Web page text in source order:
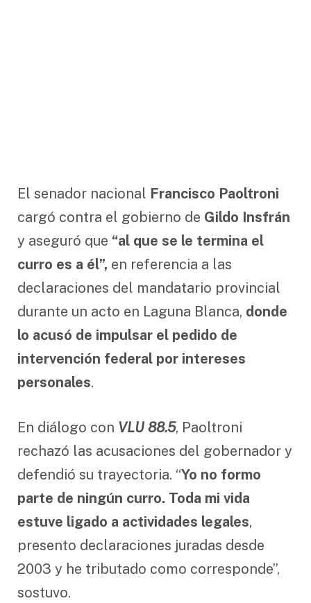
El senador nacional Francisco Paoltroni
cargó contra el gobierno de Gildo Insfrán
y aseguró que “al que se le termina el
curro es a él”, en referencia a las
declaraciones del mandatario provincial
durante un acto en Laguna Blanca, donde
lo acusó de impulsar el pedido de
intervención federal por intereses
personales.
En diálogo con VLU 88.5, Paoltroni
rechazó las acusaciones del gobernador y
defendió su trayectoria. “Yo no formo
parte de ningún curro. Toda mi vida
estuve ligado a actividades legales,
presento declaraciones juradas desde
2003 y he tributado como corresponde”,
sostuvo.